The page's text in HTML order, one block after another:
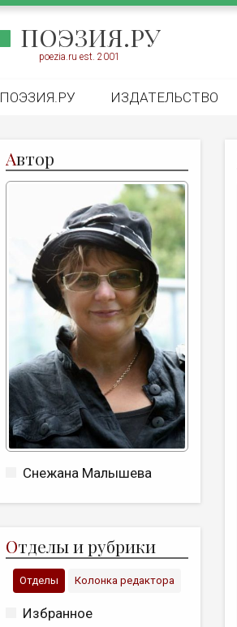
ПОЭЗИЯ.РУ
poezia.ru est. 2001
ПОЭЗИЯ.РУ ИЗДАТЕЛЬСТВО
Автор
Снежана Малышева
Отделы и рубрики
Отделы Колонка редактора
Избранное